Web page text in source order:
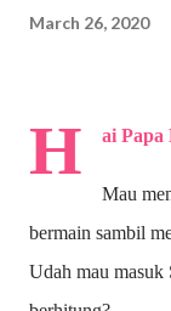
March 26, 2020
H ai Papa
Mau
bermain sambil
Udah mau masuk